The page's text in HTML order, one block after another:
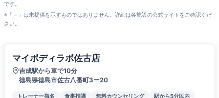
です。
※「－」は未提供を示すものではありません。詳細は各施設の公式サイトをご確認くだ
さい。
マイボディラボ佐古店
吉成駅から車で10分
徳島県徳島市佐古八番町3ー20
トレーナー指名 食事指導 無料カウンセリング 駅から5分以内